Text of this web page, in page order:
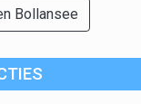
Bollansee